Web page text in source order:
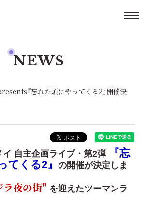
NEWS
『忘れた頃にやってくる2』開催決
イ 自主企画ライブ・第2弾
『忘
てくる2』 の開催が決定しま
ラ夜の街" を迎えたツーマンラ